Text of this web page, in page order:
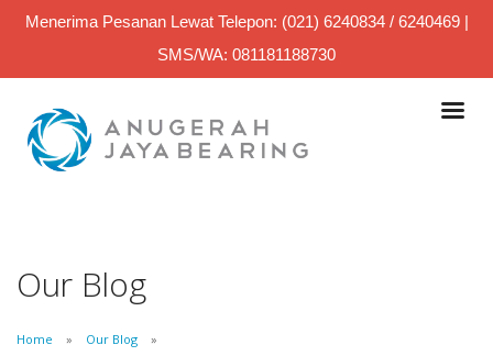
Menerima Pesanan Lewat Telepon: (021) 6240834 / 6240469 |
SMS/WA: 081181188730
Our Blog
Home Our Blog